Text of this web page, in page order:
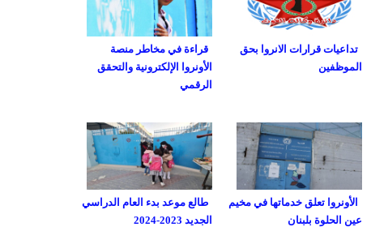
قراءة في مخاطر منصة
الأونروا الإلكترونية والتحقق
الرقمي
تداعيات قرارات الانروا بحق
الموظفين
طالع موعد بدء العام الدراسي
الجديد 2023-2024
الأونروا تعلق خدماتها في مخيم
عين الحلوة بلبنان